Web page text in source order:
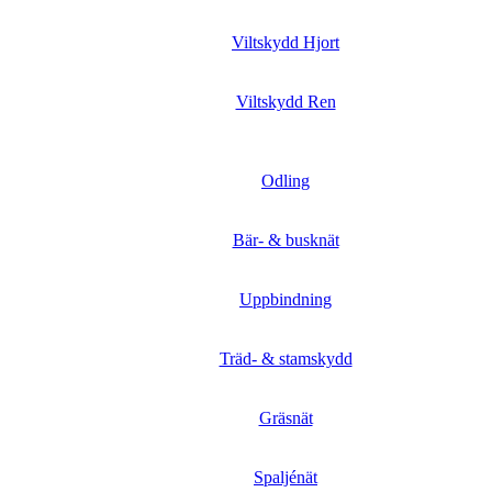
Viltskydd Hjort
Viltskydd Ren
Odling
Bär- & busknät
Uppbindning
Träd- & stamskydd
Gräsnät
Spaljénät